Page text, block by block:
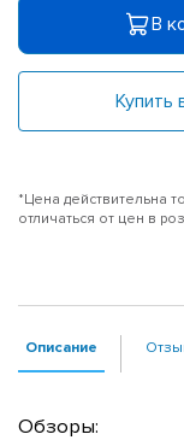
В
Купить
*Цена действительна
отличаться от цен в
Описание
Обзоры: